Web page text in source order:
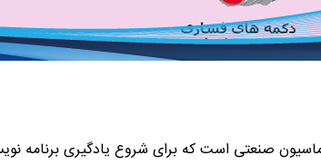
صنعتی است که برای شروع یادگیری برنامه